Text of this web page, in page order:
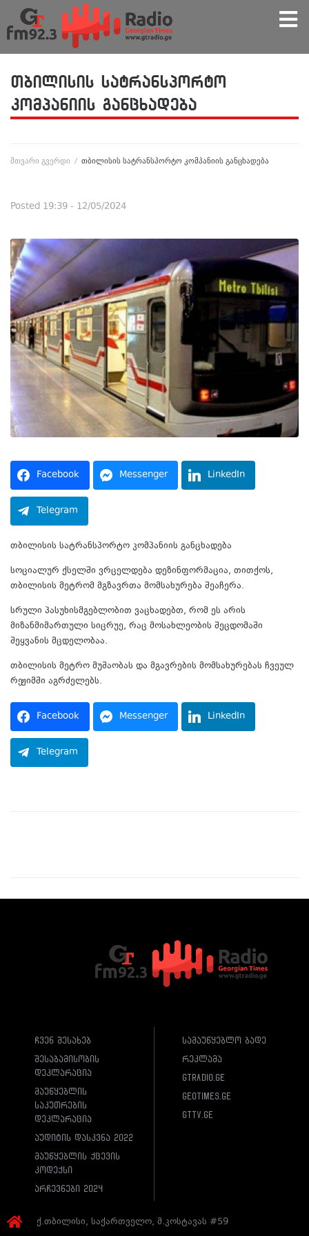
თბილისის სატრანსპორტო
კომპანიის განცხადება
მთვარი გვერდი / თბილისის სატრანსპორტო კომპანიის განცხადება
Posted 19:39 - 12/05/2024
Facebook Messenger LinkedIn
Telegram
თბილისის სატრანსპორტო კომპანიის განცხადება
სოციალურ ქსელში ვრცელდება დეზინფორმაცია, თითქოს,
თბილისის მეტრომ მგზავრთა მომსახურება შეაჩერა.
სრული პასუხისმგებლობით ვაცხადებთ, რომ ეს არის
მიზანმიმართული სიცრუე, რაც მოსახლეობის შეცდომაში
შეყვანის მცდელობაა.
თბილისის მეტრო მუშაობას და მგავრების მომსახურებას ჩვეულ
რეჟიმში აგრძელებს.
Facebook Messenger LinkedIn
Telegram
ჩვენ შესახებ
შესაბამისობის
დეკლარაცია
მაუწყებლის
საკუთრების
დეკლარაცია
აუდიტის დასკვნა 2022
მაუწყებლის ქცევის
კოდექსი
არჩევნები 2024
სამაუწყებლო ბადე
რეკლამა
gtradio.ge
geotimes.ge
gttv.ge
ქ.თბილისი, საქართველო, მ.კოსტავას #59